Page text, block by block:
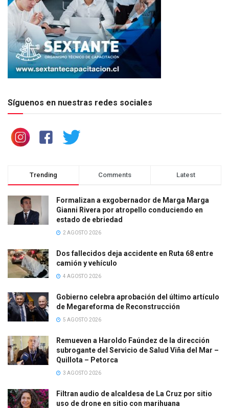
Síguenos en nuestras redes sociales
Trending Comments Latest
Formalizan a exgobernador de Marga Marga
Gianni Rivera por atropello conduciendo en
estado de ebriedad
2 AGOSTO 2026
Dos fallecidos deja accidente en Ruta 68 entre
camión y vehículo
4 AGOSTO 2026
Gobierno celebra aprobación del último artículo
de Megareforma de Reconstrucción
5 AGOSTO 2026
Remueven a Haroldo Faúndez de la dirección
subrogante del Servicio de Salud Viña del Mar –
Quillota – Petorca
3 AGOSTO 2026
Filtran audio de alcaldesa de La Cruz por sitio
uso de drone en sitio con marihuana